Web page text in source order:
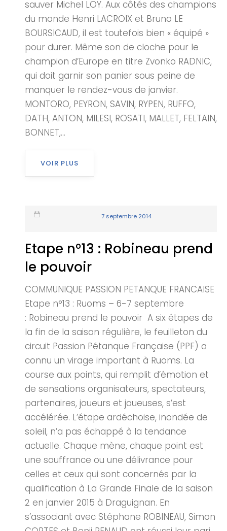
sauver Michel LOY. Aux côtés des champions
du monde Henri LACROIX et Bruno LE
BOURSICAUD, il est toutefois bien « équipé »
pour durer. Même son de cloche pour le
champion d’Europe en titre Zvonko RADNIC,
qui doit garnir son panier sous peine de
manquer le rendez-vous de janvier.
MONTORO, PEYRON, SAVIN, RYPEN, RUFFO,
DATH, ANTON, MILESI, ROSATI, MALLET, FELTAIN,
BONNET,...
VOIR PLUS
7 septembre 2014
Etape n°13 : Robineau prend
le pouvoir
COMMUNIQUE PASSION PETANQUE FRANCAISE
Etape n°13 : Ruoms – 6-7 septembre
: Robineau prend le pouvoir A six étapes de
la fin de la saison régulière, le feuilleton du
circuit Passion Pétanque Française (PPF) a
connu un virage important à Ruoms. La
course aux points, qui remplit d’émotion et
de sensations organisateurs, spectateurs,
partenaires, joueurs et joueuses, s’est
accélérée. L’étape ardéchoise, inondée de
soleil, n’a pas échappé à la tendance
actuelle. Chaque mène, chaque point est
une souffrance ou une délivrance pour
celles et ceux qui sont concernés par la
qualification à La Grande Finale de la saison
2 en janvier 2015 à Draguignan. En
s’associant avec Stéphane ROBINEAU, Simon